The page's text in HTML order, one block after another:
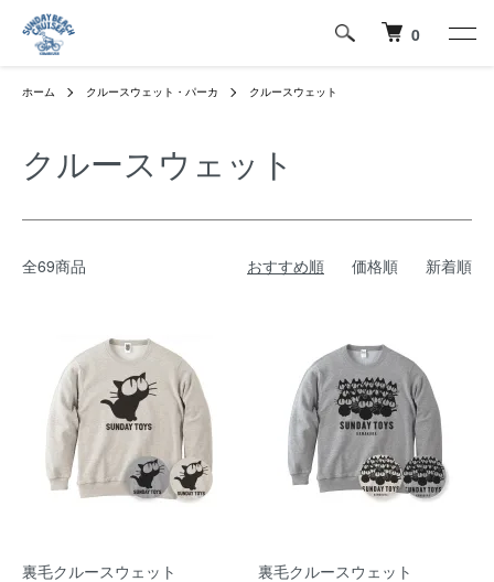
0
ホーム クルースウェット・パーカ クルースウェット
クルースウェット
全69商品 おすすめ順 価格順 新着順
裏毛クルースウェット
裏毛クルースウェット